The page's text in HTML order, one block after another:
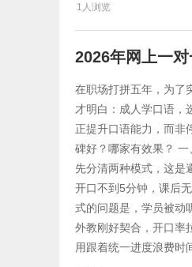
1人浏览
2026年网上一
在职场打拼五年，为了
才明白：成人学口语，
正提升口语能力，而非
碑好？哪家有效果？ 一
先分清两种模式，这是
开口不到5分钟，课后
式的问题是，学员被动
外教刚好契合，开口率
用跟着统一进度浪费时